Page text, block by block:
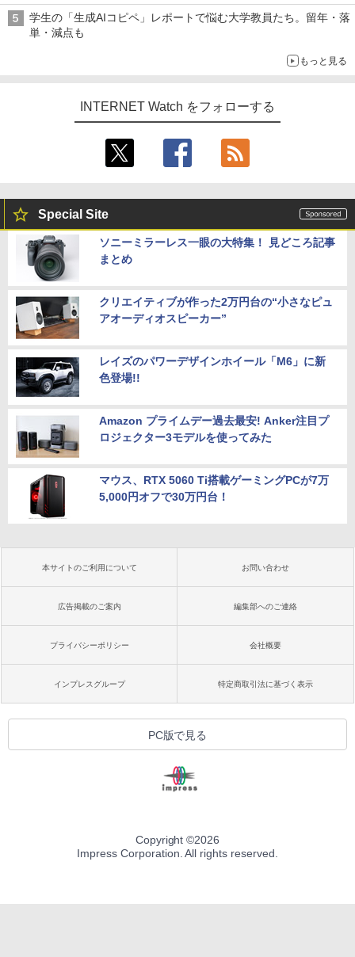
学生の「生成AIコピペ」レポートで悩む大学教員たち。留年・落
単・減点も
もっと見る
INTERNET Watch をフォローする
Special Site
ソニーミラーレス一眼の大特集！ 見どころ記事
まとめ
クリエイティブが作った2万円台の“小さなピュ
アオーディオスピーカー”
レイズのパワーデザインホイール「M6」に新
色登場!!
Amazon プライムデー過去最安! Anker注目プ
ロジェクター3モデルを使ってみた
マウス、RTX 5060 Ti搭載ゲーミングPCが7万
5,000円オフで30万円台！
本サイトのご利用について お問い合わせ
広告掲載のご案内 編集部へのご連絡
プライバシーポリシー 会社概要
インプレスグループ 特定商取引法に基づく表示
PC版で見る
Copyright ©2026
Impress Corporation. All rights reserved.